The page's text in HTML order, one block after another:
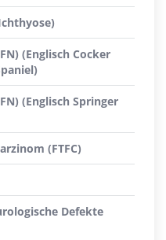
(Englisch Cocker
(Englisch Springer
(FTFC)
Defekte